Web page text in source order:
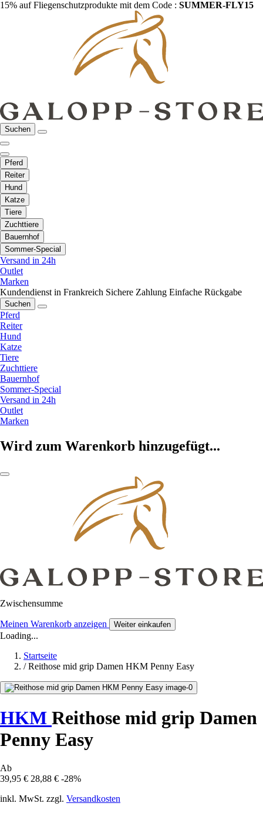
15% auf Fliegenschutzprodukte mit dem Code : SUMMER-FLY15
Suchen
Pferd
Reiter
Hund
Katze
Tiere
Zuchttiere
Bauernhof
Sommer-Special
Versand in 24h
Outlet
Marken
Kundendienst in Frankreich Sichere Zahlung Einfache Rückgabe
Suchen
Pferd
Reiter
Hund
Katze
Tiere
Zuchttiere
Bauernhof
Sommer-Special
Versand in 24h
Outlet
Marken
Wird zum Warenkorb hinzugefügt...
Zwischensumme
Meinen Warenkorb anzeigen Weiter einkaufen
Loading...
Startseite
/ Reithose mid grip Damen HKM Penny Easy
HKM Reithose mid grip Damen
Penny Easy
Ab
39,95 € 28,88 € -28%
inkl. MwSt. zzgl. Versandkosten